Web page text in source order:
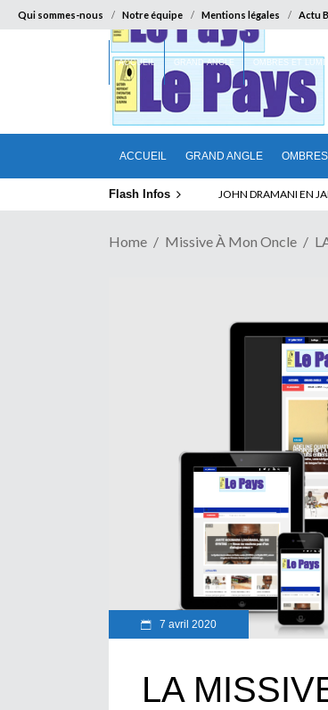
Qui sommes-nous Notre équipe Mentions légales Actu
ACCUEIL GRAND ANGLE
ACCUEIL GRAND ANGLE OMBRES ET
Flash Infos ELECTION DE TALON
Home Missive À Mon Oncle
7 avril 2020
LA